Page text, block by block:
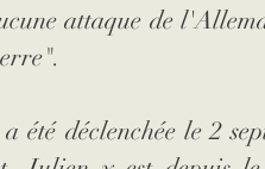
attaque de
été déclenchée le 2